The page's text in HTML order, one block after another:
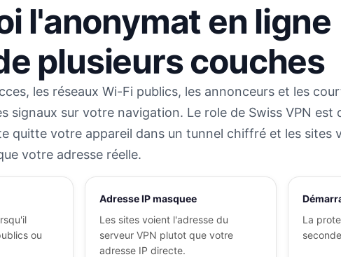
l'anonymat en ligne
plusieurs couches
les réseaux Wi-Fi publics, les annonceurs et les
signaux sur votre navigation. Le role de Swiss VPN est
quitte votre appareil dans un tunnel chiffré et les sites
votre adresse réelle.
ou
Adresse IP masquee
Les sites voient l'adresse du
serveur VPN plutot que votre
adresse IP directe.
La